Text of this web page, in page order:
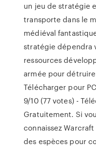
un jeu de stratégie
transporte dans le
médiéval
stratégie dépendra
ressources
armée pour
Télécharger pour
9/10 (77 votes) -
Gratuitement. Si
connaissez
des espèces pour